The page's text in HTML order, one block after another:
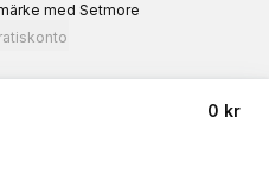
med Setmore
0 kr